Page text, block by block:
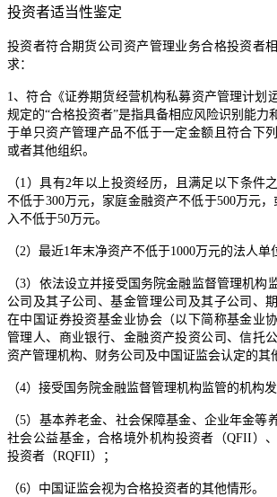
投资者适当性鉴定
投资者符合期货公司资产管理业务合格投资者
求：
1、符合《证券期货经营机构私募资产管理计划
规定的“合格投资者”是指具备相应风险识别能力
于单只资产管理产品不低于一定金额且符合下
或者其他组织。
（1）具有2年以上投资经历，且满足以下条件
不低于300万元，家庭金融资产不低于500万元
入不低于50万元。
（2）最近1年末净资产不低于1000万元的法人单
（3）依法设立并接受国务院金融监督管理机构
公司及其子公司、基金管理公司及其子公司、
在中国证券投资基金业协会（以下简称基金业
管理人、商业银行、金融资产投资公司、信托
资产管理机构、财务公司及中国证监会认定的其
（4）接受国务院金融监督管理机构监管的机构
（5）基本养老金、社会保障基金、企业年金等
社会公益基金，合格境外机构投资者（QFII）
投资者（RQFII）；
（6）中国证监会视为合格投资者的其他情形。